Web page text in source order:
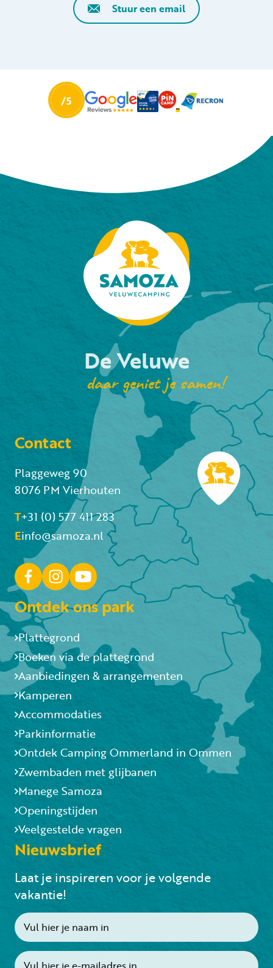
Stuur een email
De Veluwe
daar geniet je samen!
Contact
Plaggeweg 90
8076 PM Vierhouten
T+31 (0) 577 411 283
Einfo@samoza.nl
Ontdek ons park
Plattegrond
Boeken via de plattegrond
Aanbiedingen & arrangementen
Kamperen
Accommodaties
Parkinformatie
Ontdek Camping Ommerland in Ommen
Zwembaden met glijbanen
Manege Samoza
Openingstijden
Veelgestelde vragen
Nieuwsbrief
Laat je inspireren voor je volgende
vakantie!